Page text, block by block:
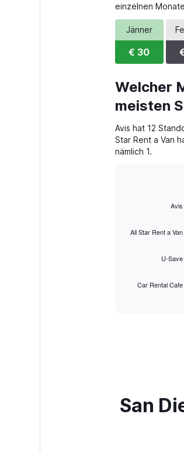
einzelnen
Jänner
€ 30
Welcher
meisten
Avis hat 12
Star Rent a Van
nämlich 1.
1
Avis
All Star Rent a Van
U-Save
Car Rental Cafe
San